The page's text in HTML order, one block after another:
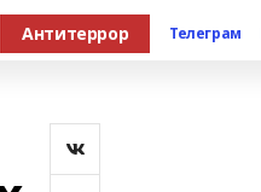
Антитеррор Телеграм